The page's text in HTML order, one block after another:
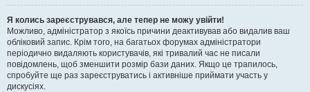
Я колись зареєструвався, але тепер не можу увійти!
Можливо, адміністратор з якоїсь причини деактивував або видалив ваш
обліковий запис. Крім того, на багатьох форумах адміністратори
періодично видаляють користувачів, які тривалий час не писали
повідомлень, щоб зменшити розмір бази даних. Якщо це трапилось,
спробуйте ще раз зареєструватись і активніше приймати участь у
дискусіях.